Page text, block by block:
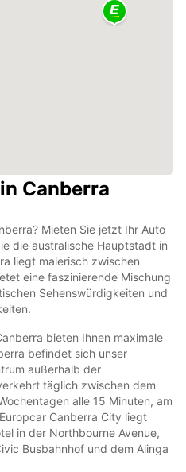
Canberra
Mieten Sie jetzt Ihr Auto
die australische Hauptstadt in
liegt malerisch zwischen
eine faszinierende Mischung
Sehenswürdigkeiten und
bieten Ihnen maximale
befindet sich unser
außerhalb der
täglich zwischen dem
alle 15 Minuten, am
Canberra City liegt
in der Northbourne Avenue,
Busbahnhof und dem Alinga